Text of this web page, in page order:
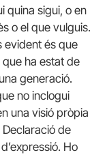
quina sigui, o en
o el que vulguis.
evident és que
ha estat de
generació.
no inclogui
una visió pròpia
de
Ho